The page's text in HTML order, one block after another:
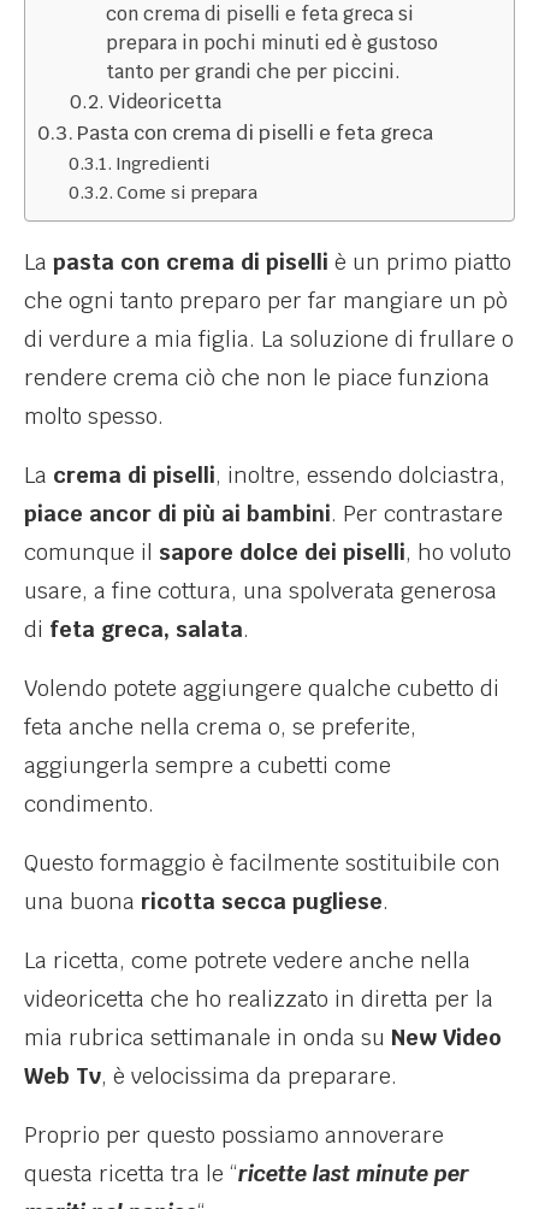
con crema di piselli e feta greca si
prepara in pochi minuti ed è gustoso
tanto per grandi che per piccini.
Videoricetta
Pasta con crema di piselli e feta greca
Ingredienti
Come si prepara
La pasta con crema di piselli è un primo piatto
che ogni tanto preparo per far mangiare un pò
di verdure a mia figlia. La soluzione di frullare o
rendere crema ciò che non le piace funziona
molto spesso.
La crema di piselli, inoltre, essendo dolciastra,
piace ancor di più ai bambini. Per contrastare
comunque il sapore dolce dei piselli, ho voluto
usare, a fine cottura, una spolverata generosa
di feta greca, salata.
Volendo potete aggiungere qualche cubetto di
feta anche nella crema o, se preferite,
aggiungerla sempre a cubetti come
condimento.
Questo formaggio è facilmente sostituibile con
una buona ricotta secca pugliese.
La ricetta, come potrete vedere anche nella
videoricetta che ho realizzato in diretta per la
mia rubrica settimanale in onda su New Video
Web Tv, è velocissima da preparare.
Proprio per questo possiamo annoverare
questa ricetta tra le “ricette last minute per